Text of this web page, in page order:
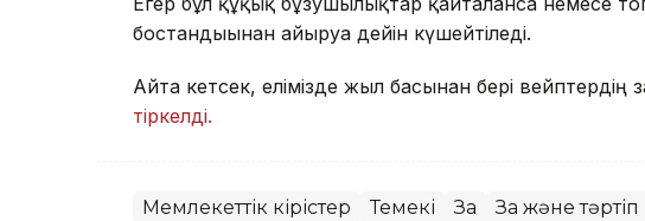
бостандығынан айыруға дейін күшейтіледі.
Айта кетсек, елімізде жыл басынан бері
тіркелді.
Мемлекеттік кірістер Темекі Заң Заң және тәртіп